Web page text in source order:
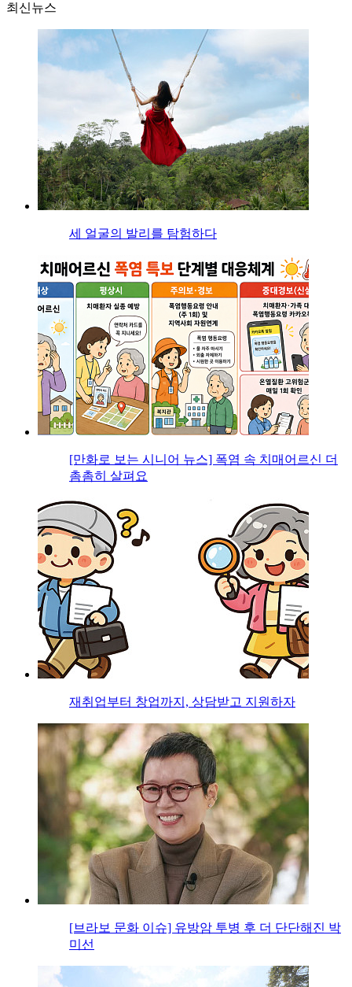
최신뉴스
세 얼굴의 발리를 탐험하다
[만화로 보는 시니어 뉴스] 폭염 속 치매어르신 더
촘촘히 살펴요
재취업부터 창업까지, 상담받고 지원하자
[브라보 문화 이슈] 유방암 투병 후 더 단단해진 박
미선